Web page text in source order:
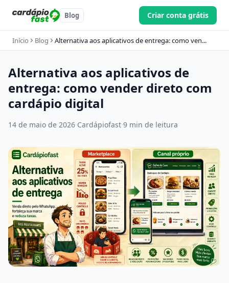
Blog Criar conta grátis
Início Blog Alternativa aos aplicativos de entrega: como ven...
Alternativa aos aplicativos de
entrega: como vender direto com
cardápio digital
14 de maio de 2026·Cardápiofast·9 min de leitura